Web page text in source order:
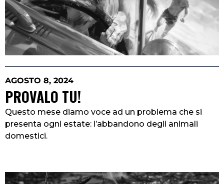
AGOSTO 8, 2024
PROVALO TU!
Questo mese diamo voce ad un problema che si
presenta ogni estate: l’abbandono degli animali
domestici.